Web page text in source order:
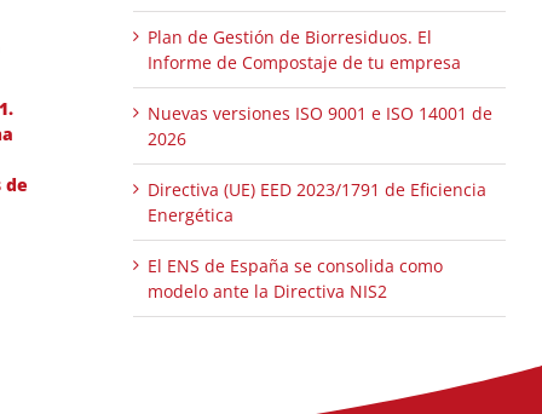
de
Plan de Gestión de Biorresiduos. El
Informe de Compostaje de tu empresa
Nuevas versiones ISO 9001 e ISO 14001 de
2026
Directiva (UE) EED 2023/1791 de Eficiencia
Energética
El ENS de España se consolida como
modelo ante la Directiva NIS2